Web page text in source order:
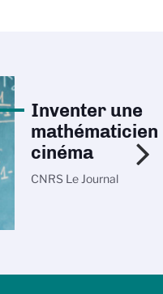
Inventer une
cinéma
CNRS Le Journal